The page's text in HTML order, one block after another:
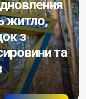
житло,
з
та